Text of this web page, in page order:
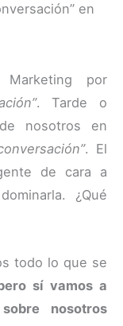
en
por
. Tarde o
nosotros en
. El
de cara a
¿Qué
todo lo que se
sí vamos a
nosotros